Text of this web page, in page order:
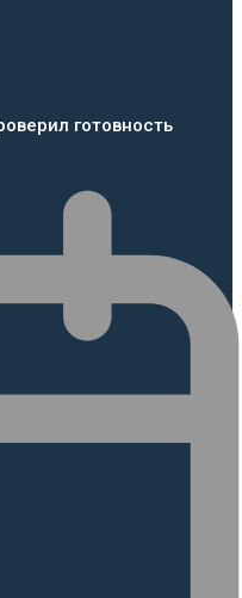
готовность